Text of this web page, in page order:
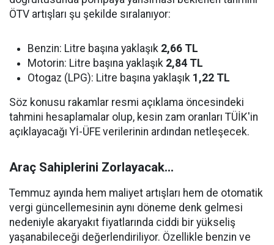
ÖTV artışları şu şekilde sıralanıyor:
Benzin: Litre başına yaklaşık 2,66 TL
Motorin: Litre başına yaklaşık 2,84 TL
Otogaz (LPG): Litre başına yaklaşık 1,22 TL
Söz konusu rakamlar resmi açıklama öncesindeki
tahmini hesaplamalar olup, kesin zam oranları TÜİK'in
açıklayacağı Yİ-ÜFE verilerinin ardından netleşecek.
Araç Sahiplerini Zorlayacak...
Temmuz ayında hem maliyet artışları hem de otomatik
vergi güncellemesinin aynı döneme denk gelmesi
nedeniyle akaryakıt fiyatlarında ciddi bir yükseliş
yaşanabileceği değerlendiriliyor. Özellikle benzin ve